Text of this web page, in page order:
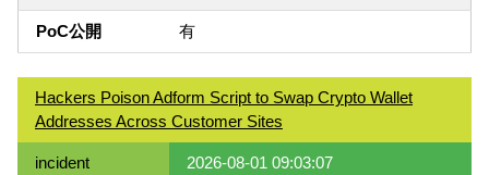
PoC公開 有
Hackers Poison Adform Script to Swap Crypto Wallet
Addresses Across Customer Sites
incident 2026-08-01 09:03:07